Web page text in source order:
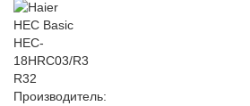
Производитель: